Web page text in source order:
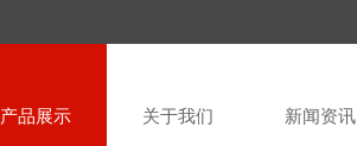
产品展示 关于我们 新闻资讯